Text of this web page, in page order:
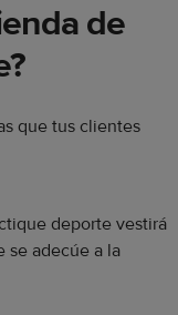
de
que tus clientes
deporte vestirá
se adecúe a la